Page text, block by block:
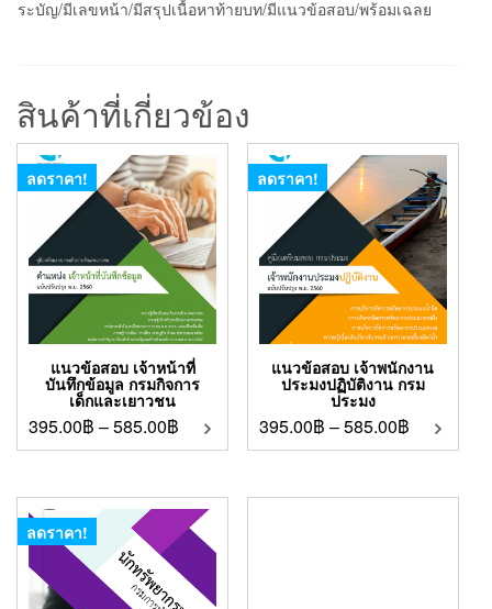
ระบัญ/มีเลขหน้า/มีสรุปเนื้อหาท้ายบท/มีแนวข้อสอบ/พร้อมเฉลย
สินค้าที่เกี่ยวข้อง
ลดราคา!
แนวข้อสอบ เจ้าหน้าที่
บันทึกข้อมูล กรมกิจการ
เด็กและเยาวชน
395.00฿ –585.00฿
ลดราคา!
แนวข้อสอบ เจ้าพนักงาน
ประมงปฏิบัติงาน กรม
ประมง
395.00฿ –585.00฿
ลดราคา!